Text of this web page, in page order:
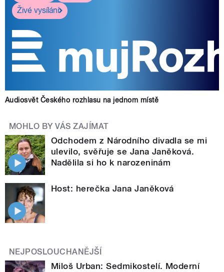
Živé vysílání
Audiosvět Českého rozhlasu na jednom místě
MOHLO BY VÁS ZAJÍMAT
Odchodem z Národního divadla se mi
ulevilo, svěřuje se Jana Janěková.
Nadělila si ho k narozeninám
Host: herečka Jana Janěková
NEJPOSLOUCHANĚJŠÍ
Miloš Urban: Sedmikostelí. Moderní